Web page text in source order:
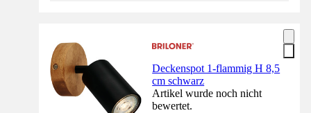
Deckenspot 1-flammig H 8,5
cm schwarz
Artikel wurde noch nicht
bewertet.